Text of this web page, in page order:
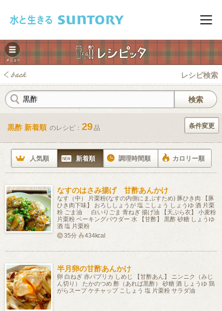
メニ
レシピ検索
黒酢 新着順 のレシピ： 29品 条件変更
人気順 新着順 調理時間順 カロリー順
なすのはさみ揚げ 甘酢あんかけ
なす（中） 片栗粉(なすの内側にまぶすため) 豚ひき肉 【豚
ひき肉下味】 おろししょうが 塩 こしょう しょうゆ 酒 片栗
粉 ごま油 白いりごま 青ねぎ 揚げ油 【天ぷら衣】 小麦粉
片栗粉 ベーキングパウダー 水 【甘酢】 黒酢 砂糖 しょうゆ
酒 塩 片栗粉
35分
434kcal
半月卵の甘酢あんかけ
卵 白ねぎ 赤パプリカ しめじ 【甘酢あん】 ニンニク（みじ
ん切り） たかのつめ 酢（あれば黒酢） 砂糖 酒 しょうゆ 鶏
がらスープ ケチャップ こしょう 塩 片栗粉 サラダ油